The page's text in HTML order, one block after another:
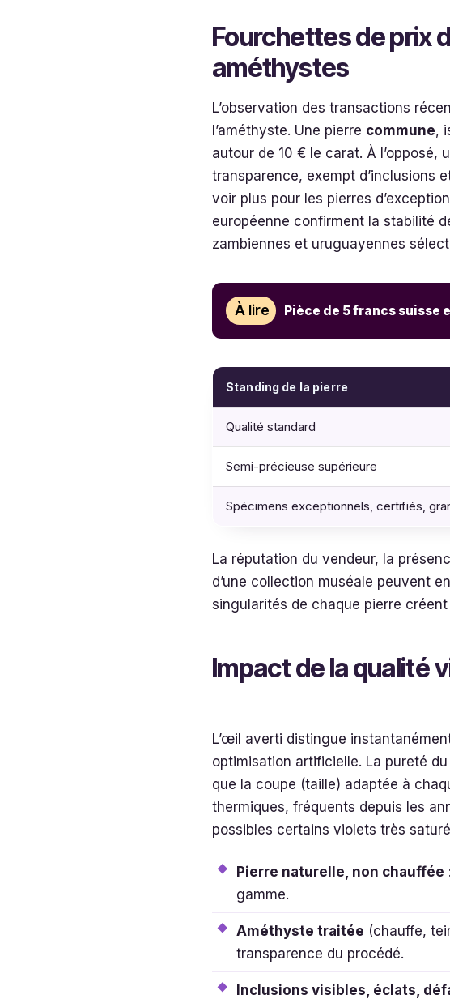
Fourchettes de prix
améthystes
L’observation des transactions
l’améthyste. Une pierre commune,
autour de 10 € le carat. À
transparence, exempt d’inclusions
voir plus pour les pierres
européenne confirment la stabilité
zambiennes et uruguayennes
À lire Pièce de 5 francs suisse
Standing de la pierre
Qualité standard
Semi-précieuse supérieure
Spécimens exceptionnels, certifiés,
La réputation du vendeur, la
d’une collection muséale peuvent
singularités de chaque pierre
Impact de la qualité
L’œil averti distingue
optimisation artificielle. La pureté
que la coupe (taille) adaptée à
thermiques, fréquents depuis les
possibles certains violets très
Pierre naturelle, non chauffée
gamme.
Améthyste traitée (chauffe,
transparence du procédé.
Inclusions visibles, éclats,